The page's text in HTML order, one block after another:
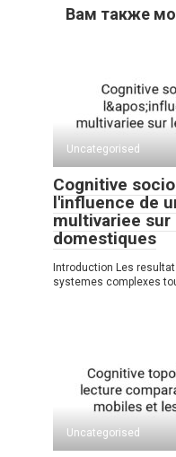
Вам также
Uncategorised
Cognitive
l'influence de
multivariee sur
domestiques
Introduction Les
systemes complexes
Uncategorised